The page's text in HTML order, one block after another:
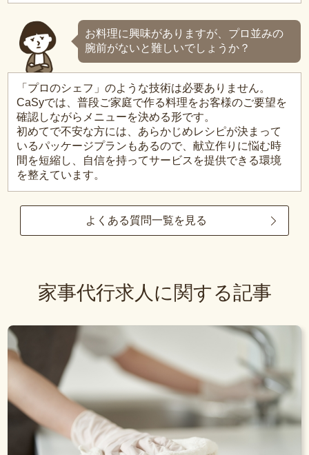
お料理に興味がありますが、プロ並みの
腕前がないと難しいでしょうか？
「プロのシェフ」のような技術は必要ありません。
CaSyでは、普段ご家庭で作る料理をお客様のご要望を
確認しながらメニューを決める形です。
初めてで不安な方には、あらかじめレシピが決まって
いるパッケージプランもあるので、献立作りに悩む時
間を短縮し、自信を持ってサービスを提供できる環境
を整えています。
よくある質問一覧を見る
家事代行求人に関する記事